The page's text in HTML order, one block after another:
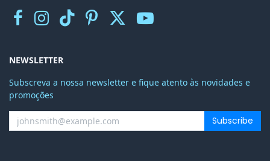
NEWSLETTER
Subscreva a nossa newsletter e fique atento às novidades e
promoções
Subscribe